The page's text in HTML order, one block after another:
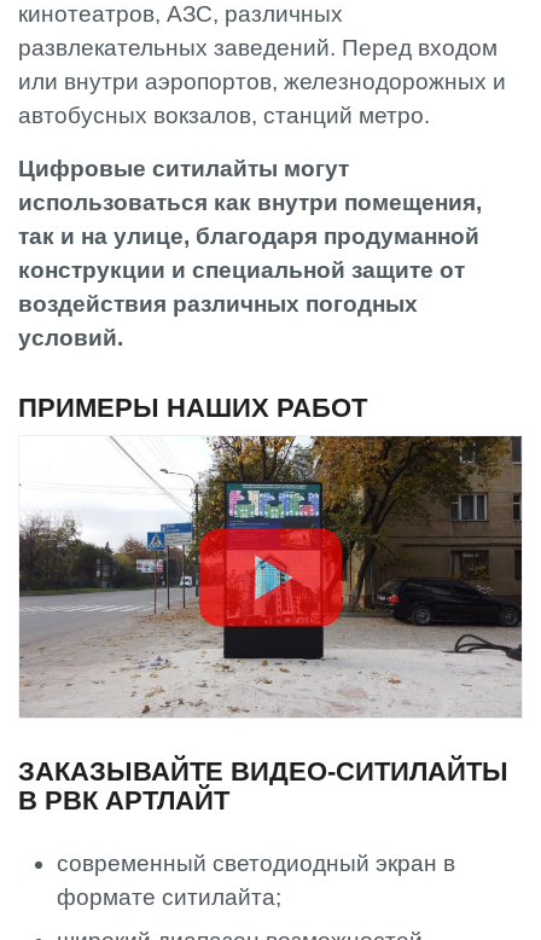
кинотеатров, АЗС, различных
развлекательных заведений. Перед входом
или внутри аэропортов, железнодорожных и
автобусных вокзалов, станций метро.
Цифровые ситилайты могут
использоваться как внутри помещения,
так и на улице, благодаря продуманной
конструкции и специальной защите от
воздействия различных погодных
условий.
ПРИМЕРЫ НАШИХ РАБОТ
ЗАКАЗЫВАЙТЕ ВИДЕО-СИТИЛАЙТЫ
В РВК АРТЛАЙТ
современный светодиодный экран в
формате ситилайта;